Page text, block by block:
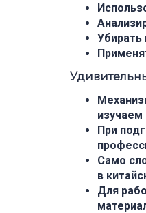
Убирать
изучаем
При
Само
в
Для